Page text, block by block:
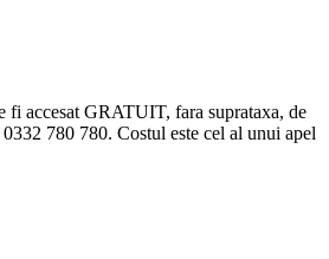
fi accesat GRATUIT, fara suprataxa, de
780 780. Costul este cel al unui apel